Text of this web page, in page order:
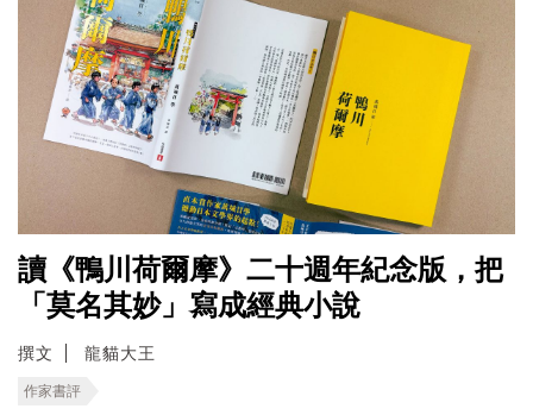
讀《鴨川荷爾摩》二十週年紀念版，把
「莫名其妙」寫成經典小說
撰文 龍貓大王
作家書評